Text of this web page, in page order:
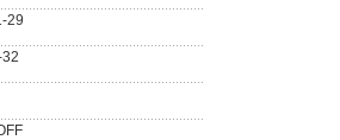
29